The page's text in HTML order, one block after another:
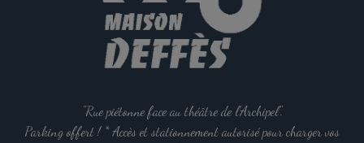
"Rue piétonne face au théâtre de l'Archipel".
Parking offert ! * Accès et stationnement autorisé pour charger vos